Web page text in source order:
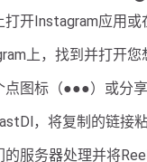
开Instagram应用或
上，找到并打开您
点图标（●●●）或分
，将复制的链接
服务器处理并将